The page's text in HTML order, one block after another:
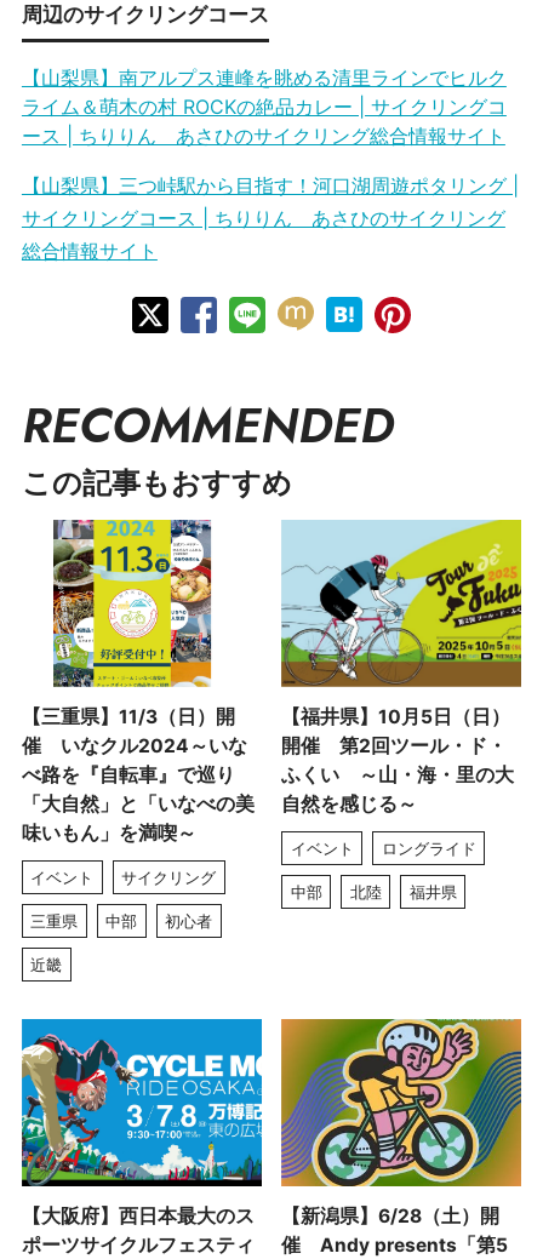
周辺のサイクリングコース
【山梨県】南アルプス連峰を眺める清里ラインでヒルク
ライム＆萌木の村 ROCKの絶品カレー | サイクリングコ
ース | ちりりん あさひのサイクリング総合情報サイト
【山梨県】三つ峠駅から目指す！河口湖周遊ポタリング |
サイクリングコース | ちりりん あさひのサイクリング
総合情報サイト
RECOMMENDED
この記事もおすすめ
【三重県】11/3（日）開
催 いなクル2024～いな
べ路を『自転車』で巡り
「大自然」と「いなべの美
味いもん」を満喫～
イベント サイクリング
三重県 中部 初心者
近畿
【福井県】10月5日（日）
開催 第2回ツール・ド・
ふくい ～山・海・里の大
自然を感じる～
イベント ロングライド
中部 北陸 福井県
【大阪府】西日本最大のス
ポーツサイクルフェスティ
【新潟県】6/28（土）開
催 Andy presents「第5